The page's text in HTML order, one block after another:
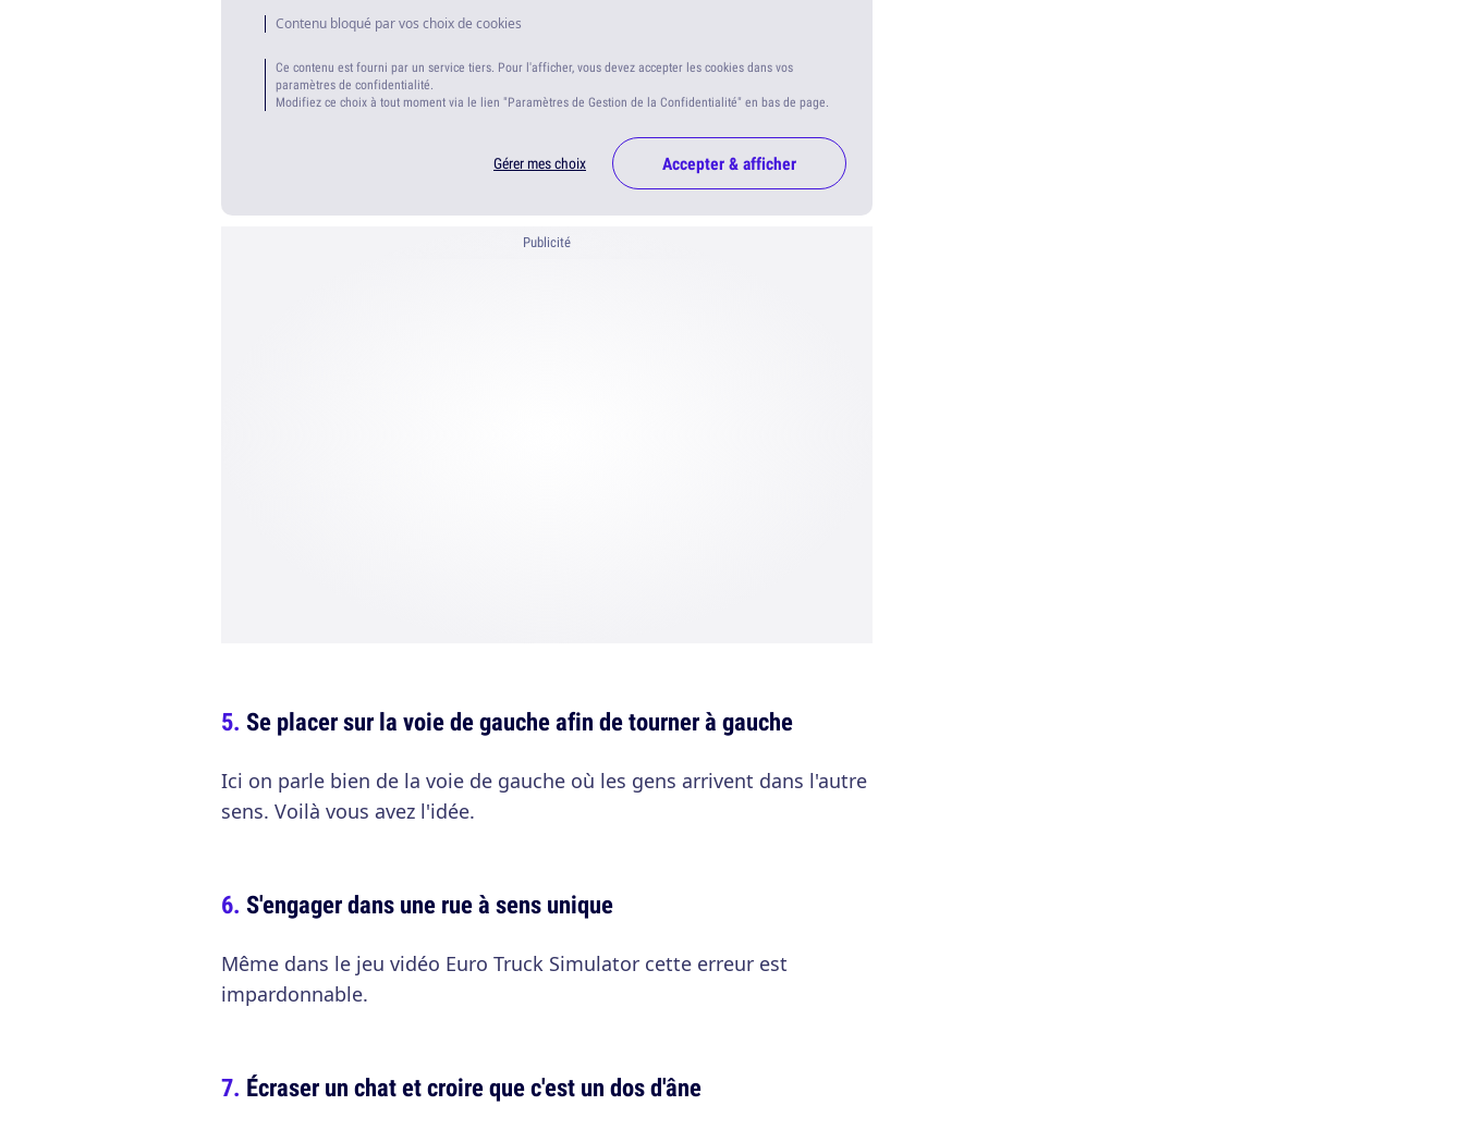
Contenu bloqué par vos choix de cookies
Ce contenu est fourni par un service tiers. Pour l'afficher, vous devez accepter les cookies dans vos
paramètres de confidentialité.
Modifiez ce choix à tout moment via le lien "Paramètres de Gestion de la Confidentialité" en bas de page.
Gérer mes choix Accepter & afficher
Publicité
Se placer sur la voie de gauche afin de tourner à gauche
Ici on parle bien de la voie de gauche où les gens arrivent dans l'autre
sens. Voilà vous avez l'idée.
S'engager dans une rue à sens unique
Même dans le jeu vidéo Euro Truck Simulator cette erreur est
impardonnable.
Écraser un chat et croire que c'est un dos d'âne